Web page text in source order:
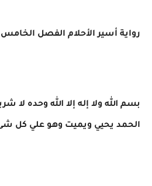
رواية أسير الأحلام الفصل الخامس 5 بقلم جمال المصري
بسم الله ولا إله إلا الله وحده لا
الحمد يحيي ويميت وهو علي كل